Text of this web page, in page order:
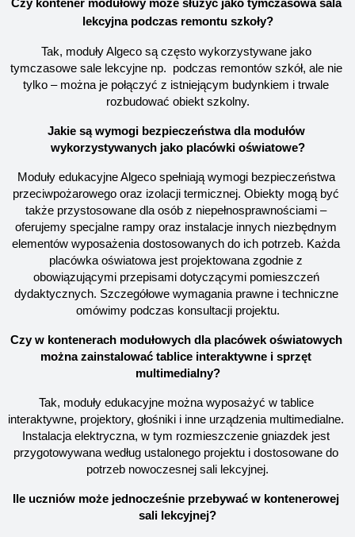
Czy kontener modułowy może służyć jako tymczasowa sala
lekcyjna podczas remontu szkoły?
Tak, moduły Algeco są często wykorzystywane jako
tymczasowe sale lekcyjne np.  podczas remontów szkół, ale nie
tylko – można je połączyć z istniejącym budynkiem i trwale
rozbudować obiekt szkolny.
Jakie są wymogi bezpieczeństwa dla modułów
wykorzystywanych jako placówki oświatowe?
Moduły edukacyjne Algeco spełniają wymogi bezpieczeństwa
przeciwpożarowego oraz izolacji termicznej. Obiekty mogą być
także przystosowane dla osób z niepełnosprawnościami –
oferujemy specjalne rampy oraz instalacje innych niezbędnym
elementów wyposażenia dostosowanych do ich potrzeb. Każda
placówka oświatowa jest projektowana zgodnie z
obowiązującymi przepisami dotyczącymi pomieszczeń
dydaktycznych. Szczegółowe wymagania prawne i techniczne
omówimy podczas konsultacji projektu.
Czy w kontenerach modułowych dla placówek oświatowych
można zainstalować tablice interaktywne i sprzęt
multimedialny?
Tak, moduły edukacyjne można wyposażyć w tablice
interaktywne, projektory, głośniki i inne urządzenia multimedialne.
Instalacja elektryczna, w tym rozmieszczenie gniazdek jest
przygotowywana według ustalonego projektu i dostosowane do
potrzeb nowoczesnej sali lekcyjnej.
Ile uczniów może jednocześnie przebywać w kontenerowej
sali lekcyjnej?